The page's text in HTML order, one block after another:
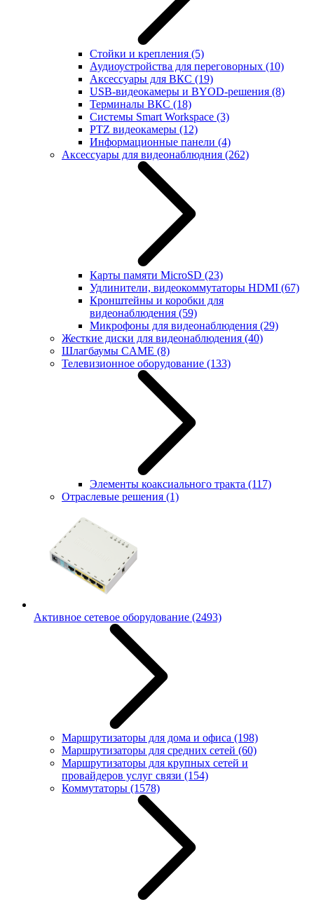
Стойки и крепления (5)
Аудиоустройства для переговорных (10)
Аксессуары для ВКС (19)
USB-видеокамеры и BYOD-решения (8)
Терминалы ВКС (18)
Системы Smart Workspace (3)
PTZ видеокамеры (12)
Информационные панели (4)
Аксессуары для видеонаблюдния (262)
Карты памяти MicroSD (23)
Удлинители, видеокоммутаторы HDMI (67)
Кронштейны и коробки для
видеонаблюдения (59)
Микрофоны для видеонаблюдения (29)
Жесткие диски для видеонаблюдения (40)
Шлагбаумы CAME (8)
Телевизионное оборудование (133)
Элементы коаксиального тракта (117)
Отраслевые решения (1)
Активное сетевое оборудование (2493)
Маршрутизаторы для дома и офиса (198)
Маршрутизаторы для средних сетей (60)
Маршрутизаторы для крупных сетей и
провайдеров услуг связи (154)
Коммутаторы (1578)